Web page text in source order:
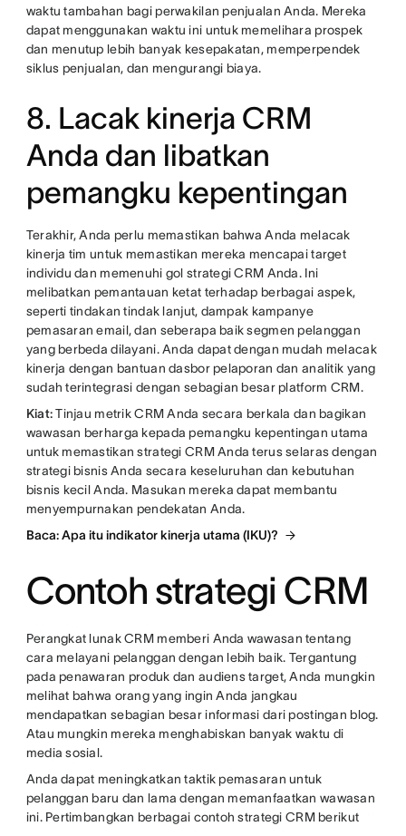
waktu tambahan bagi perwakilan penjualan Anda. Mereka
dapat menggunakan waktu ini untuk memelihara prospek
dan menutup lebih banyak kesepakatan, memperpendek
siklus penjualan, dan mengurangi biaya.
8. Lacak kinerja CRM
Anda dan libatkan
pemangku kepentingan
Terakhir, Anda perlu memastikan bahwa Anda melacak
kinerja tim untuk memastikan mereka mencapai target
individu dan memenuhi gol strategi CRM Anda. Ini
melibatkan pemantauan ketat terhadap berbagai aspek,
seperti tindakan tindak lanjut, dampak kampanye
pemasaran email, dan seberapa baik segmen pelanggan
yang berbeda dilayani. Anda dapat dengan mudah melacak
kinerja dengan bantuan dasbor pelaporan dan analitik yang
sudah terintegrasi dengan sebagian besar platform CRM.
Kiat:Tinjau metrik CRM Anda secara berkala dan bagikan
wawasan berharga kepada pemangku kepentingan utama
untuk memastikan strategi CRM Anda terus selaras dengan
strategi bisnis Anda secara keseluruhan dan kebutuhan
bisnis kecil Anda. Masukan mereka dapat membantu
menyempurnakan pendekatan Anda.
Baca: Apa itu indikator kinerja utama (IKU)?
Contoh strategi CRM
Perangkat lunak CRM memberi Anda wawasan tentang
cara melayani pelanggan dengan lebih baik. Tergantung
pada penawaran produk dan audiens target, Anda mungkin
melihat bahwa orang yang ingin Anda jangkau
mendapatkan sebagian besar informasi dari postingan blog.
Atau mungkin mereka menghabiskan banyak waktu di
media sosial.
Anda dapat meningkatkan taktik pemasaran untuk
pelanggan baru dan lama dengan memanfaatkan wawasan
ini. Pertimbangkan berbagai contoh strategi CRM berikut